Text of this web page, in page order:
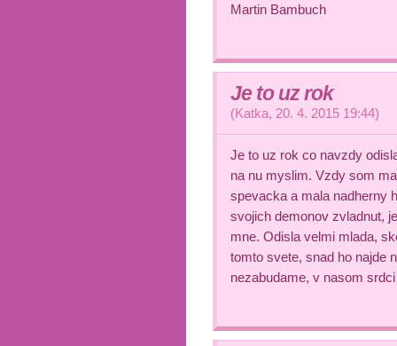
Martin Bambuch
Je to uz rok
(Katka, 20. 4. 2015 19:44)
Je to uz rok co navzdy
na nu myslim. Vzdy som
spevacka a mala nadherny
svojich demonov zvladnut,
mne. Odisla velmi mlada,
tomto svete, snad ho najde
nezabudame, v nasom